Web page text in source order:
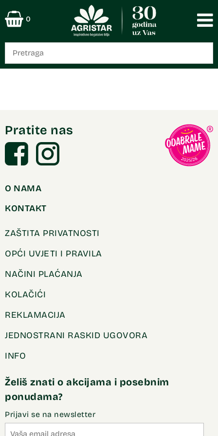
0
Pratite nas
O NAMA
KONTAKT
ZAŠTITA PRIVATNOSTI
OPĆI UVJETI I PRAVILA
NAČINI PLAĆANJA
KOLAČIĆI
REKLAMACIJA
JEDNOSTRANI RASKID UGOVORA
INFO
Želiš znati o akcijama i posebnim
ponudama?
Prijavi se na newsletter